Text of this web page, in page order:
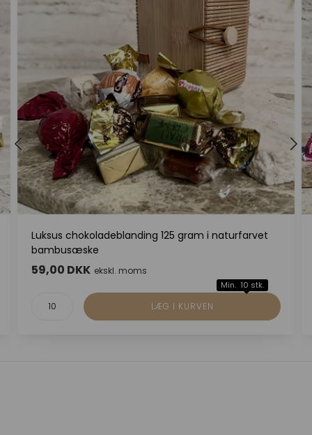
Luksus chokoladeblanding 125 gram i naturfarvet
bambusæske
59,00 DKK ekskl. moms
Min. 10 stk.